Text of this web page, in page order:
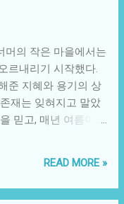
한 경로와 방법론은
그들은 자주 국가의
있다. 그러한 변화
연결을 살펴보면, 만
특성이 아닌 사회적,
들의 관계는 실제 생
어졌을 것이다. 각 아
평화롭고 협력적인
다. 그러나 반대로, 서
난 영향을 미치고, 역
머의 작은 마을에서는
르내리기 시작했다.
준 지혜와 용기의 상
재는 잊혀지고 말았
믿고, 매년 여름이
졌다. 불사조는 불사
멸의 힘을 상징한다.
READ MORE »